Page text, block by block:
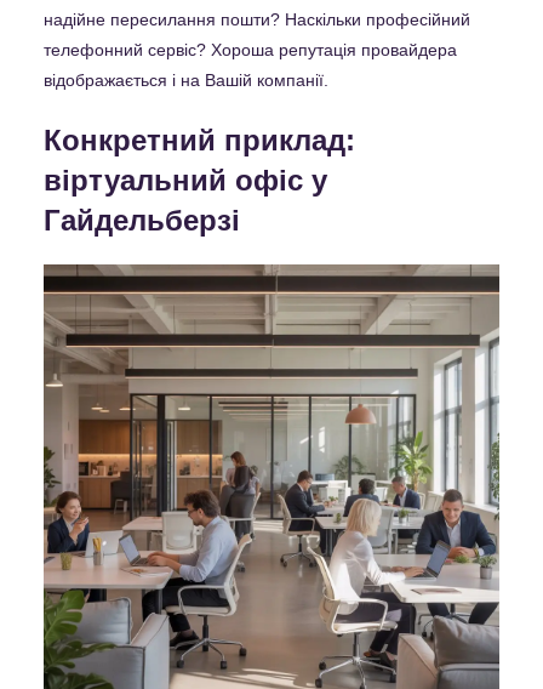
надійне пересилання пошти? Наскільки професійний
телефонний сервіс? Хороша репутація провайдера
відображається і на Вашій компанії.
Конкретний приклад:
віртуальний офіс у
Гайдельберзі